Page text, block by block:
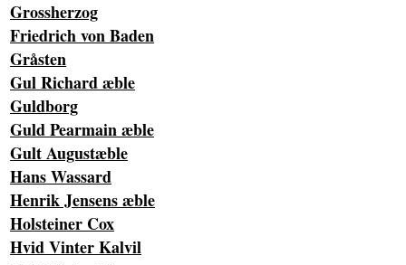
Grossherzog
Friedrich von Baden
Gråsten
Gul Richard æble
Guldborg
Guld Pearmain æble
Gult Augustæble
Hans Wassard
Henrik Jensens æble
Holsteiner Cox
Hvid Vinter Kalvil